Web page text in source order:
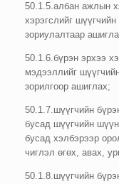
50.1.5.албан ажлын
хэрэгслийг
зориулалтаар
50.1.6.бүрэн эрхээ
мэдээллийг
зорилгоор ашиглах;
50.1.7.шүүгчийн
бусад шүүгчийн
бусад хэлбэрээр
чиглэл өгөх, авах,
50.1.8.шүүгчийн